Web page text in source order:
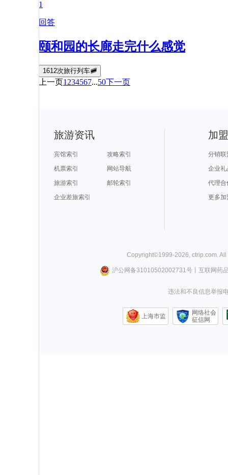
1
回答
颐和园的长廊走完什么感觉
1612次旅行列车🚞
上一页1 234567...50下一页
旅游资讯
宾馆索引
攻略索引
机票索引
网站导航
旅游索引
邮轮索引
企业差旅索引
加
分销联
企业礼
代理合
更多加
Copyright©1999-2026, ctrip.com.
沪公网备31010502002731号丨 互联网药
违法和不良信息举报
上海市监
网络社会
征信网